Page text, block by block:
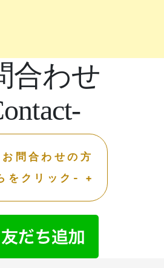
合わせ
お問合わせの方
をクリック- +